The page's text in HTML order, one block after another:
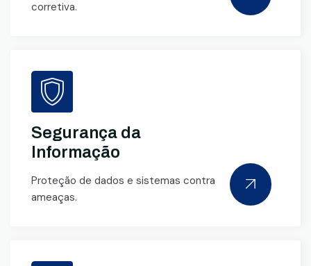
corretiva.
Segurança da
Informação
Proteção de dados e sistemas contra
ameaças.